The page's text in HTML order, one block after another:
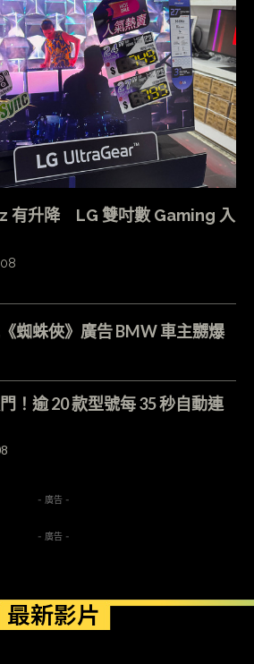
有升降 LG 雙吋數 Gaming 入
蜘蛛俠》廣告 BMW 車主嬲爆
！逾 20 款型號每 35 秒自動連
- 廣告 -
- 廣告 -
最新影片